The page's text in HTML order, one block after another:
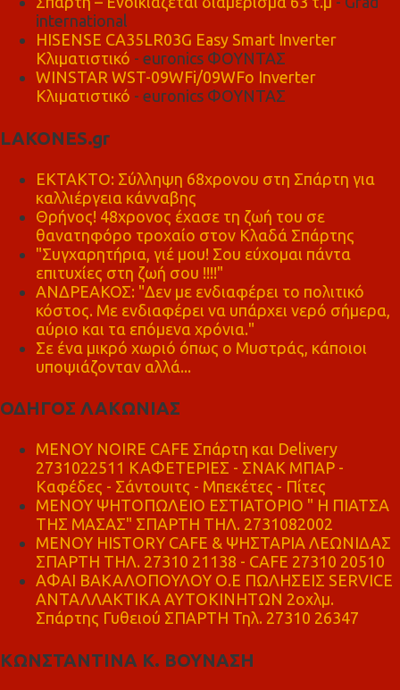
international
HISENSE CA35LR03G Easy Smart Inverter
Κλιματιστικό - euronics ΦΟΥΝΤΑΣ
WINSTAR WST-09WFi/09WFo Inverter
Κλιματιστικό - euronics ΦΟΥΝΤΑΣ
LAKONES.gr
ΕΚΤΑΚΤΟ: Σύλληψη 68χρονου στη Σπάρτη για
καλλιέργεια κάνναβης
Θρήνος! 48χρονος έχασε τη ζωή του σε
θανατηφόρο τροχαίο στον Κλαδά Σπάρτης
"Συγχαρητήρια, γιέ μου! Σου εύχομαι πάντα
επιτυχίες στη ζωή σου !!!!"
ΑΝΔΡΕΑΚΟΣ: "Δεν με ενδιαφέρει το πολιτικό
κόστος. Με ενδιαφέρει να υπάρχει νερό σήμερα,
αύριο και τα επόμενα χρόνια."
Σε ένα μικρό χωριό όπως ο Μυστράς, κάποιοι
υποψιάζονταν αλλά...
ΟΔΗΓΟΣ ΛΑΚΩΝΙΑΣ
MENOY NOIRE CAFE Σπάρτη και Delivery
2731022511 ΚΑΦΕΤΕΡΙΕΣ - ΣΝΑΚ ΜΠΑΡ -
Καφέδες - Σάντουιτς - Μπεκέτες - Πίτες
ΜΕΝΟΥ ΨΗΤΟΠΩΛΕΙΟ ΕΣΤΙΑΤΟΡΙΟ " Η ΠΙΑΤΣΑ
ΤΗΣ ΜΑΣΑΣ" ΣΠΑΡΤΗ ΤΗΛ. 2731082002
ΜΕΝΟΥ HISTORY CAFE & ΨΗΣΤΑΡΙΑ ΛΕΩΝΙΔΑΣ
ΣΠΑΡΤΗ ΤΗΛ. 27310 21138 - CAFE 27310 20510
ΑΦΑΙ ΒΑΚΑΛΟΠΟΥΛΟΥ Ο.Ε ΠΩΛΗΣΕΙΣ SERVICE
ΑΝΤΑΛΛΑΚΤΙΚΑ ΑΥΤΟΚΙΝΗΤΩΝ 2οχλμ.
Σπάρτης Γυθειού ΣΠΑΡΤΗ Τηλ. 27310 26347
ΚΩΝΣΤΑΝΤΙΝΑ Κ. ΒΟΥΝΑΣΗ